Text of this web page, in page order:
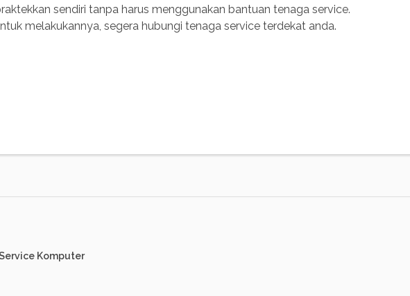
sendiri tanpa harus menggunakan bantuan tenaga service.
melakukannya, segera hubungi tenaga service terdekat anda.
Komputer